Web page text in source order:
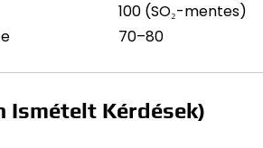
100 (SO₂-mentes)
70–80
Ismételt Kérdések)